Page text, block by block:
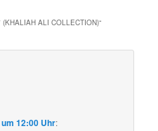
ALI COLLECTION)“
12:00 Uhr: